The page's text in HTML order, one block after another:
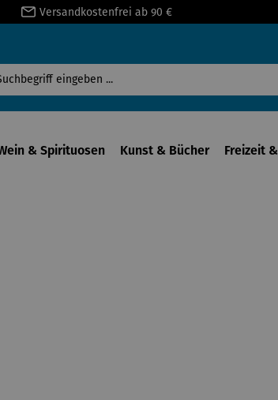
Versandkostenfrei ab 90 €
& Spirituosen Kunst & Bücher Freizeit